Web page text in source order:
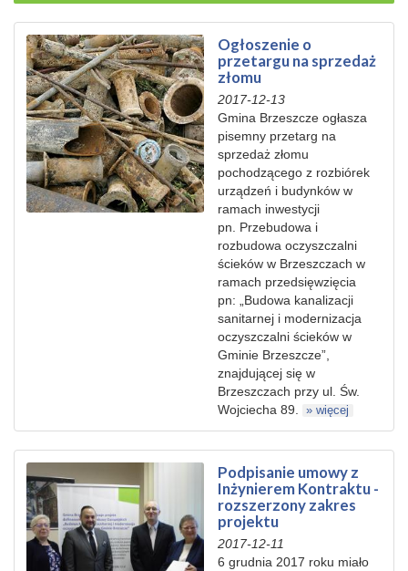
Ogłoszenie o
przetargu na sprzedaż
złomu
2017-12-13
Gmina Brzeszcze ogłasza
pisemny przetarg na
sprzedaż złomu
pochodzącego z rozbiórek
urządzeń i budynków w
ramach inwestycji
pn. Przebudowa i
rozbudowa oczyszczalni
ścieków w Brzeszczach w
ramach przedsięwzięcia
pn: „Budowa kanalizacji
sanitarnej i modernizacja
oczyszczalni ścieków w
Gminie Brzeszcze”,
znajdującej się w
Brzeszczach przy ul. Św.
Wojciecha 89.
» więcej
Podpisanie umowy z
Inżynierem Kontraktu -
rozszerzony zakres
projektu
2017-12-11
6 grudnia 2017 roku miało